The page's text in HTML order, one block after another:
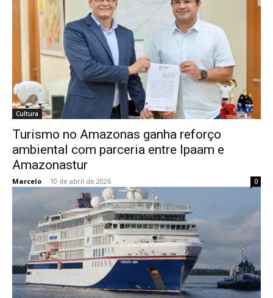
Cultura
Turismo no Amazonas ganha reforço
ambiental com parceria entre Ipaam e
Amazonastur
Marcelo - 10 de abril de 2026 0